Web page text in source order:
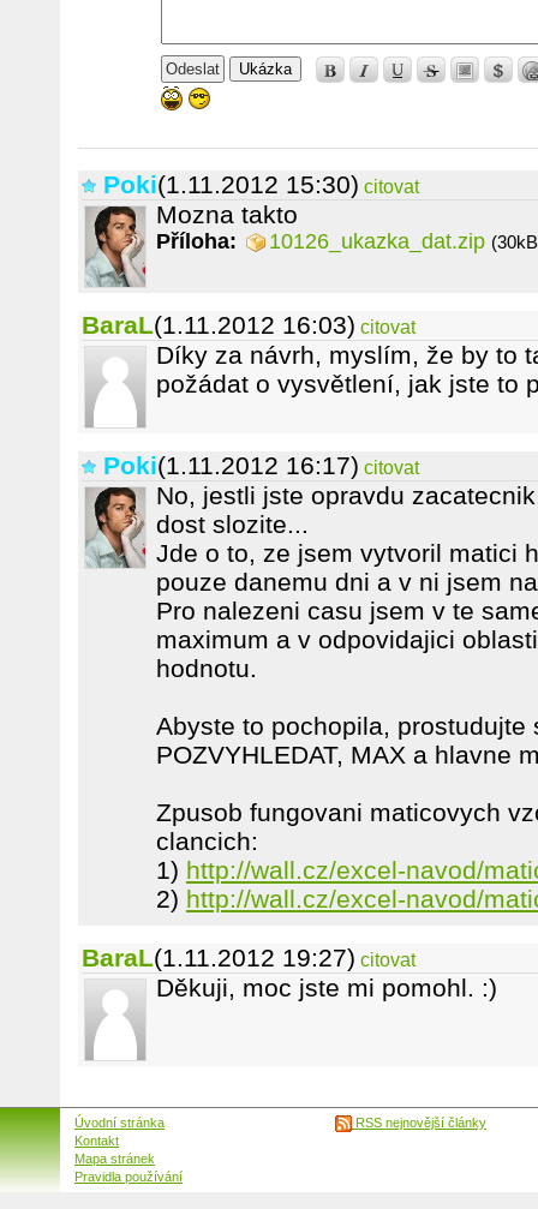
Ukázka
Poki(1.11.2012 15:30) citovat
Mozna takto
Příloha: 10126_ukazka_dat.zip
BaraL(1.11.2012 16:03) citovat
Díky za návrh, myslím, že by to
požádat o vysvětlení, jak jste to
Poki(1.11.2012 16:17) citovat
No, jestli jste opravdu
dost slozite...
Jde o to, ze jsem vytvoril matici
pouze danemu dni a v ni jsem
Pro nalezeni casu jsem v te
maximum a v odpovidajici
hodnotu.
Abyste to pochopila, prostudujte
POZVYHLEDAT, MAX a hlavne
Zpusob fungovani maticovych
clancich:
1) http://wall.cz/excel-navod/
2) http://wall.cz/excel-navod/
BaraL(1.11.2012 19:27) citovat
Děkuji, moc jste mi pomohl. :)
Úvodní stránka
Kontakt
Mapa stránek
Pravidla používání
RSS nejnovější články